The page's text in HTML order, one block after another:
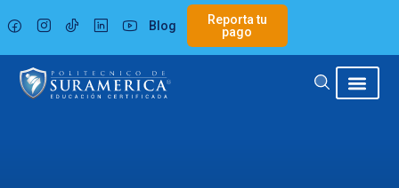
al
contenido
Blog
Reporta tu
pago